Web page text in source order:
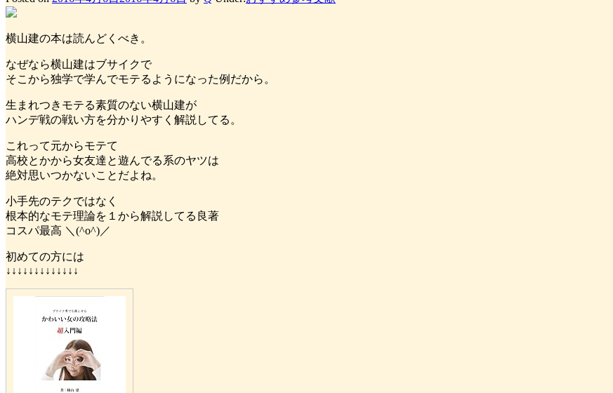
横山建の本は読んどくべき。
なぜなら横山建はブサイクで
そこから独学で学んでモテるようになった例だから。
生まれつきモテる素質のない横山建が
ハンデ戦の戦い方を分かりやすく解説してる。
これって元からモテて
高校とかから女友達と遊んでる系のヤツは
絶対思いつかないことだよね。
小手先のテクではなく
根本的なモテ理論を１から解説してる良著
コスパ最高 ＼(^o^)／
初めての方には
↓↓↓↓↓↓↓↓↓↓↓↓↓